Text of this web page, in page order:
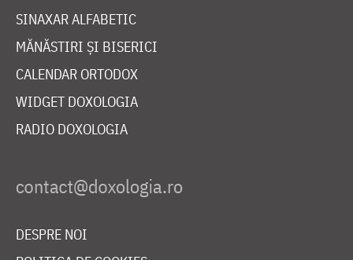
SINAXAR ALFABETIC
MĂNĂSTIRI ȘI BISERICI
CALENDAR ORTODOX
WIDGET DOXOLOGIA
RADIO DOXOLOGIA
DESPRE NOI